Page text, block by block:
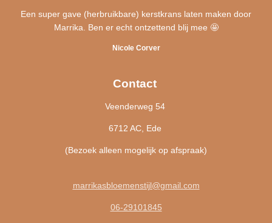
Een super gave (herbruikbare) kerstkrans laten maken door
Marrika. Ben er echt ontzettend blij mee 🤩
Nicole Corver
Contact
Veenderweg 54
6712 AC, Ede
(Bezoek alleen mogelijk op afspraak)
marrikasbloemenstijl@gmail.com
06-29101845